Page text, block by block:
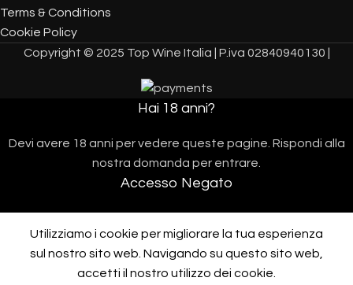
Terms & Conditions
Cookie Policy
Copyright © 2025 Top Wine Italia | P.iva 02840940130 |
Utilizziamo i cookie per migliorare la tua esperienza
sul nostro sito web. Navigando su questo sito web,
accetti il ​​nostro utilizzo dei cookie.
Hai 18 anni?
Devi avere 18 anni per vedere queste pagine. Rispondi alla
nostra domanda per entrare.
Accesso Negato
I AM 18 OR OLDER I AM UNDER 18
Assistenza telefonica 10:00/17:00 al+390312287287